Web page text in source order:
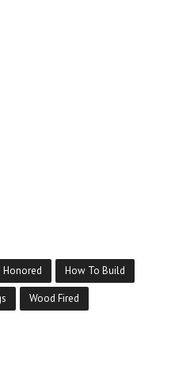
Honored How To Build
Wood Fired